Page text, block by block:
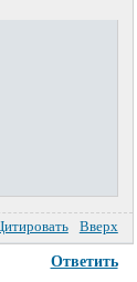
Вверх
Ответить